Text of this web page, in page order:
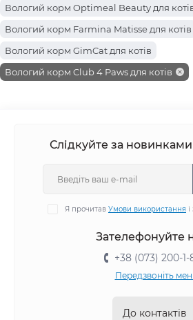
Вологий корм Optimeal Beauty для
Вологий корм Farmina Matisse для котів
Вологий корм GimCat для котів
Вологий корм Club 4 Paws для котів
Вологий корм Optimeal для котів
Вологий корм Simba для котів
Вологий корм Monge для котів
Слідкуйте за новинками
Я прочитав Умови використання
Зателефонуйте
+38 (073) 200-
Передзвоніть
До контактів